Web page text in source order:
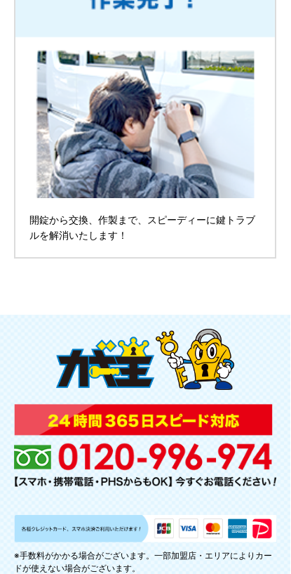
開錠から交換、作製まで、スピーディーに鍵トラブ
ルを解消いたします！
※手数料がかかる場合がございます。一部加盟店・エリアによりカー
ドが使えない場合がございます。